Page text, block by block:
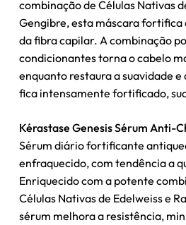
Go To
combinação de Células Nativas
Gengibre, esta máscara fortifica
da fibra capilar. A combinação
condicionantes torna o cabelo
enquanto restaura a suavidade
fica intensamente fortificado,
Kérastase Genesis Sérum Anti-
Sérum diário fortificante
enfraquecido, com tendência a
Enriquecido com a potente
Células Nativas de Edelweiss e
sérum melhora a resistência,